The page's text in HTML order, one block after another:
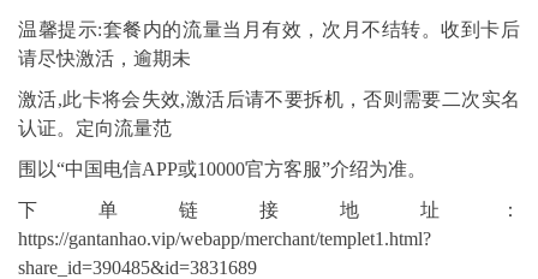
温馨提示:套餐内的流量当月有效，次月不结转。收到卡后
请尽快激活，逾期未
激活,此卡将会失效,激活后请不要拆机，否则需要二次实名
认证。定向流量范
围以“中国电信APP或10000官方客服”介绍为准。
下单链接地址：
https://gantanhao.vip/webapp/merchant/templet1.html?
share_id=390485&id=3831689